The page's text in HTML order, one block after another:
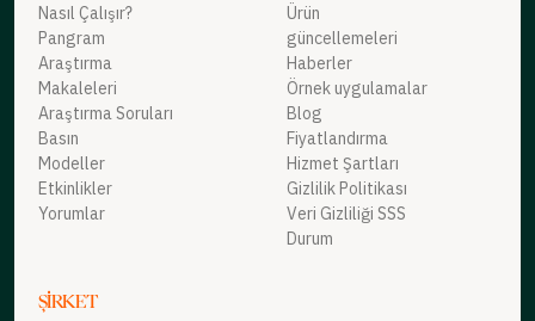
Nasıl Çalışır?
Pangram
Araştırma
Makaleleri
Araştırma Soruları
Basın
Modeller
Etkinlikler
Yorumlar
Ürün
güncellemeleri
Haberler
Örnek uygulamalar
Blog
Fiyatlandırma
Hizmet Şartları
Gizlilik Politikası
Veri Gizliliği SSS
Durum
ŞIRKET